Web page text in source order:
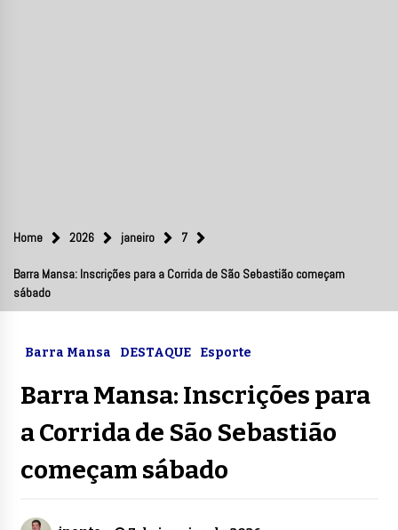
Home 2026 janeiro 7
Barra Mansa: Inscrições para a Corrida de São Sebastião começam
sábado
Barra Mansa DESTAQUE Esporte
Barra Mansa: Inscrições para
a Corrida de São Sebastião
começam sábado